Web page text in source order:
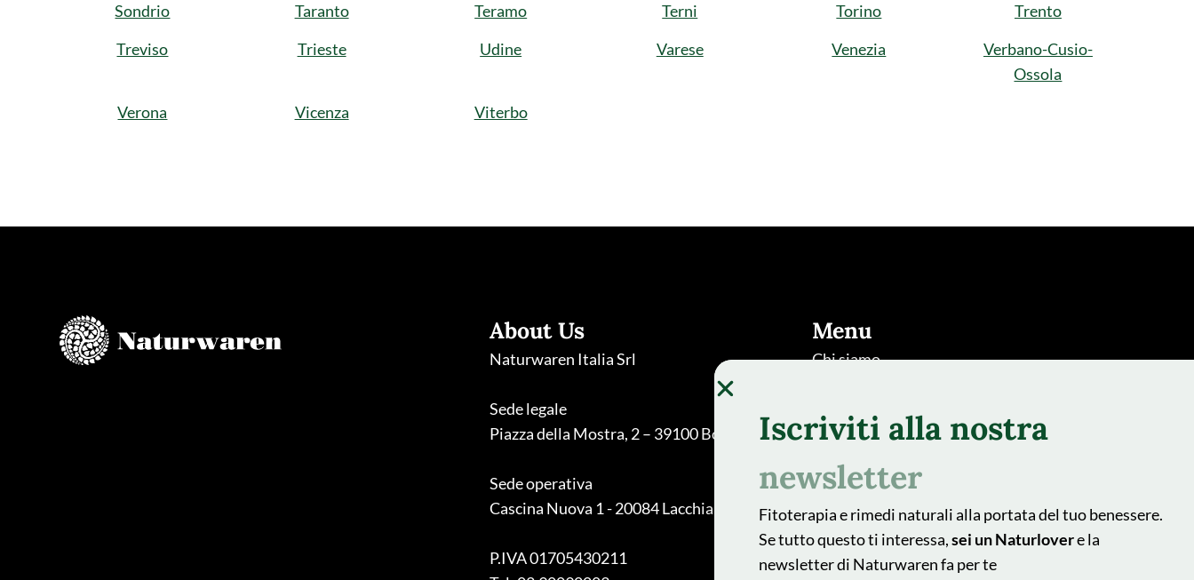
Sondrio
Taranto Teramo Terni Torino
Trento
Treviso
Trieste Udine Varese Venezia
Verbano-Cusio-
Ossola
Verona
Vicenza Viterbo
About Us
Naturwaren Italia Srl
Sede legale
Piazza della Mostra, 2 – 39100 Bolzano
Sede operativa
Cascina Nuova 1 - 20084 Lacchiarella (MI)
P.IVA 01705430211
Menu
Chi siamo
Piante
Natur Blog
Shop
Area farmacisti
Recedere dal contratto qui
Iscriviti alla nostra
newsletter
Fitoterapia e rimedi naturali alla portata del tuo benessere.
Se tutto questo ti interessa,sei un Naturlovere la
newsletter di Naturwaren fa per te